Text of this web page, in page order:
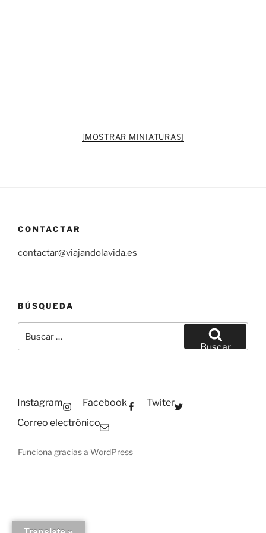
[MOSTRAR MINIATURAS]
CONTACTAR
contactar@viajandolavida.es
BÚSQUEDA
por:
Buscar
Instagram Facebook
Twiter
Correo electrónico
Funciona gracias a WordPress